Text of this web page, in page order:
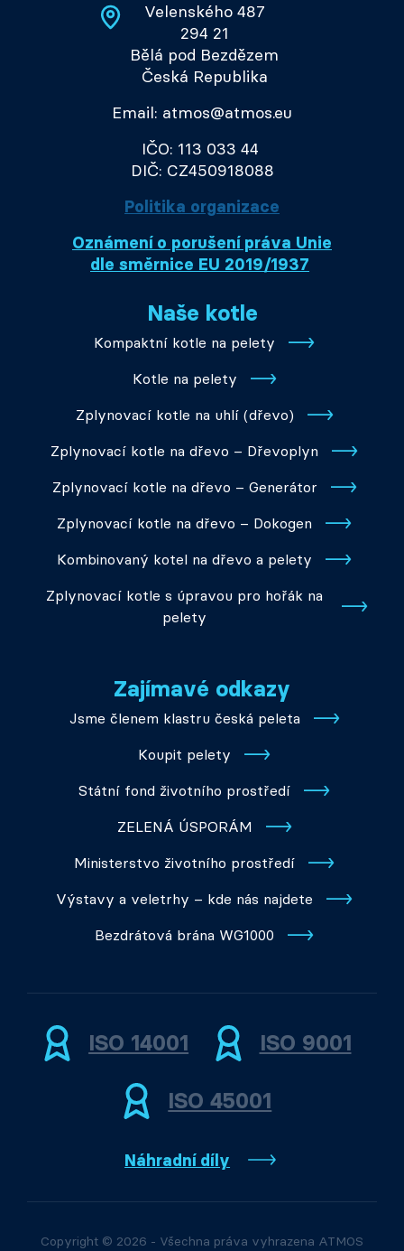
Velenského 487
294 21
Bělá pod Bezdězem
Česká Republika
Email: atmos@atmos.eu
IČO: 113 033 44
DIČ: CZ450918088
Politika organizace
Oznámení o porušení práva Unie
dle směrnice EU 2019/1937
Naše kotle
Kompaktní kotle na pelety
Kotle na pelety
Zplynovací kotle na uhlí (dřevo)
Zplynovací kotle na dřevo – Dřevoplyn
Zplynovací kotle na dřevo – Generátor
Zplynovací kotle na dřevo – Dokogen
Kombinovaný kotel na dřevo a pelety
Zplynovací kotle s úpravou pro hořák na
pelety
Zajímavé odkazy
Jsme členem klastru česká peleta
Koupit pelety
Státní fond životního prostředí
ZELENÁ ÚSPORÁM
Ministerstvo životního prostředí
Výstavy a veletrhy – kde nás najdete
Bezdrátová brána WG1000
ISO 14001 ISO 9001
ISO 45001
Náhradní díly
Copyright © 2026 - Všechna práva vyhrazena ATMOS